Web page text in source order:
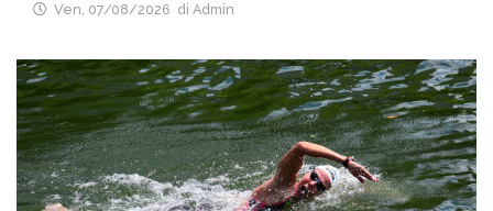
Ven, 07/08/2026 di Admin